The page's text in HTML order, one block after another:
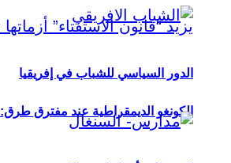
الكونغو الديمقراطية عند مفترق
الدور السياسي للشباب في إفريقيا